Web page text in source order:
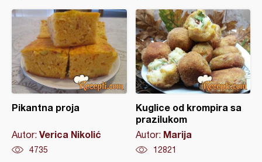
Pikantna proja
Autor: Verica Nikolić
4735
Kuglice od krompira sa
prazilukom
Autor: Marija
12821